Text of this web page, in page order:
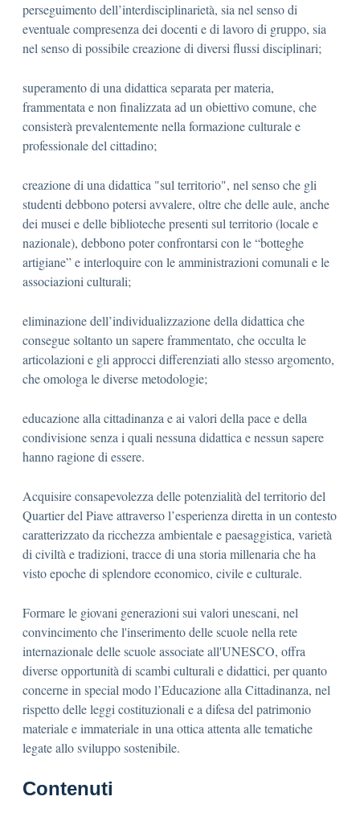
perseguimento dell’interdisciplinarietà, sia nel senso di
eventuale compresenza dei docenti e di lavoro di gruppo, sia
nel senso di possibile creazione di diversi flussi disciplinari;
superamento di una didattica separata per materia,
frammentata e non finalizzata ad un obiettivo comune, che
consisterà prevalentemente nella formazione culturale e
professionale del cittadino;
creazione di una didattica "sul territorio", nel senso che gli
studenti debbono potersi avvalere, oltre che delle aule, anche
dei musei e delle biblioteche presenti sul territorio (locale e
nazionale), debbono poter confrontarsi con le “botteghe
artigiane” e interloquire con le amministrazioni comunali e le
associazioni culturali;
eliminazione dell’individualizzazione della didattica che
consegue soltanto un sapere frammentato, che occulta le
articolazioni e gli approcci differenziati allo stesso argomento,
che omologa le diverse metodologie;
educazione alla cittadinanza e ai valori della pace e della
condivisione senza i quali nessuna didattica e nessun sapere
hanno ragione di essere.
Acquisire consapevolezza delle potenzialità del territorio del
Quartier del Piave attraverso l’esperienza diretta in un contesto
caratterizzato da ricchezza ambientale e paesaggistica, varietà
di civiltà e tradizioni, tracce di una storia millenaria che ha
visto epoche di splendore economico, civile e culturale.
Formare le giovani generazioni sui valori unescani, nel
convincimento che l'inserimento delle scuole nella rete
internazionale delle scuole associate all'UNESCO, offra
diverse opportunità di scambi culturali e didattici, per quanto
concerne in special modo l’Educazione alla Cittadinanza, nel
rispetto delle leggi costituzionali e a difesa del patrimonio
materiale e immateriale in una ottica attenta alle tematiche
legate allo sviluppo sostenibile.
Contenuti